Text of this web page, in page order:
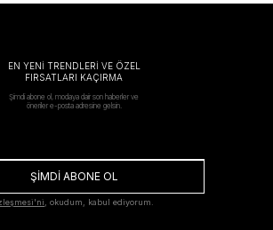
EN YENİ TRENDLERİ VE ÖZEL
FIRSATLARI KAÇIRMA
Şimdi abone ol, modaya dair son haberler ve
öneriler e-posta adresine gelsin.
ŞİMDİ ABONE OL
, okudum, kabul ediyorum.